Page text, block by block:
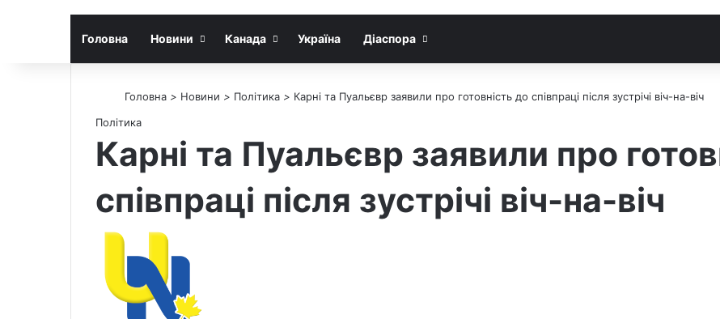
Головна Новини Канада Україна Діаспора
Головна > Новини > Політика > Карні та Пуальєвр заявили про готовність до співпраці після зустрічі віч-на-віч
Політика
Карні та Пуальєвр заявили про
співпраці після зустрічі віч-на-віч